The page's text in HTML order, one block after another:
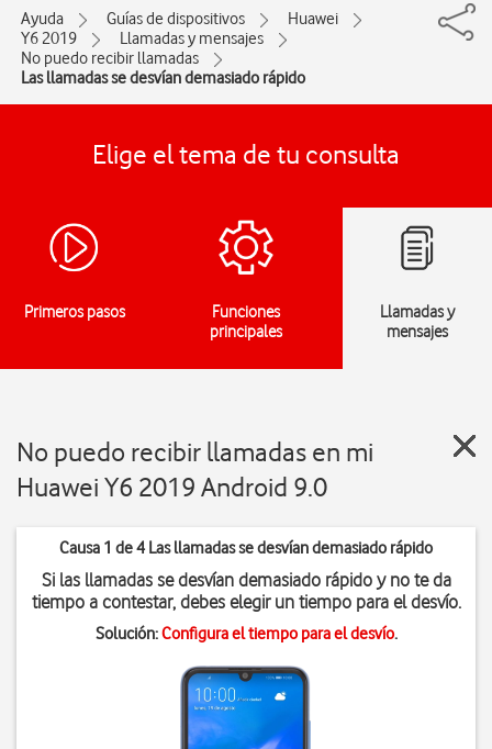
Ayuda Guías de dispositivos
Huawei
Y6 2019
Llamadas y mensajes
No puedo recibir llamadas
Las llamadas se desvían demasiado rápido
Elige el tema de tu consulta
Primeros pasos
Funciones
principales
Llamadas y
mensajes
No puedo recibir llamadas en mi
Huawei Y6 2019 Android 9.0
Causa 1 de 4 Las llamadas se desvían demasiado rápido
Si las llamadas se desvían demasiado rápido y no te da
tiempo a contestar, debes elegir un tiempo para el desvío.
Solución:Configura el tiempo para el desvío.